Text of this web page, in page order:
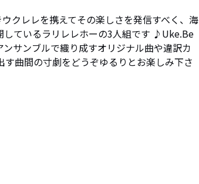
クレレを携えてその楽しさを発信すべく、海
しているラリレレホーの3人組です ♪Uke.Be
サンブルで織り成すオリジナル曲や違訳カ
曲間の寸劇をどうぞゆるりとお楽しみ下さ